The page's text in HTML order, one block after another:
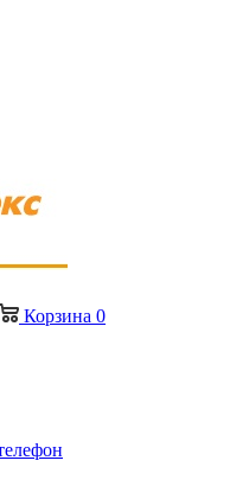
Корзина 0